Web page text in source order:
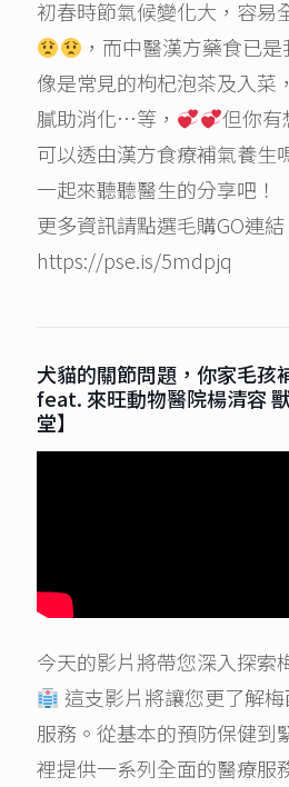
初春時節氣候變化大，容易
，而中醫漢方藥食已
像是常見的枸杞泡茶及入菜
膩助消化…等，
但你有
可以透由漢方食療補氣養生
一起來聽聽醫生的分享吧！
更多資訊請點選毛購GO連結
https://pse.is/5mdpjq
犬貓的關節問題，你家毛孩
feat. 來旺動物醫院楊清容
堂】
今天的影片將帶您深入探索
這支影片將讓您更了解
服務。從基本的預防保健到
裡提供一系列全面的醫療服